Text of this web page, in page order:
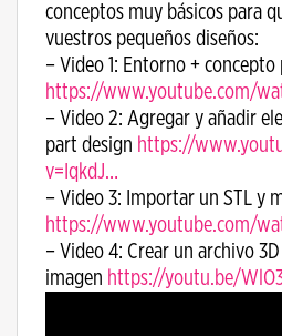
conceptos muy básicos para
vuestros pequeños diseños:
– Video 1: Entorno +
https://www.youtube.com/
– Video 2: Agregar y añadir
part design https://
v=IqkdJ…
– Video 3: Importar un STL y
https://www.youtube.com/
– Video 4: Crear un archivo
imagen https://youtu.be/